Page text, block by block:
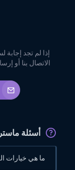
إذا لم تجد
الاتصال بنا أو
أسئلة
ما هي خيارات